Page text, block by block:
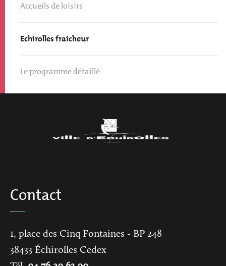
Accueils de loisirs
Echirolles fraicheur
Le programme détaillé
Contact
1, place des Cinq Fontaines - BP 248
38433 Échirolles Cedex